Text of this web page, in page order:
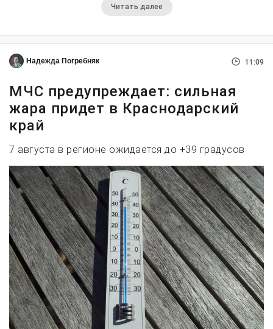
Читать далее
Надежда Погребняк 11:09
МЧС предупреждает: сильная
жара придет в Краснодарский
край
7 августа в регионе ожидается до +39 градусов